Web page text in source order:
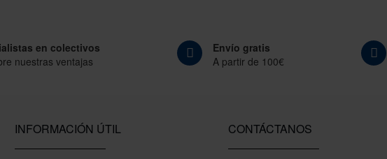
en colectivos
nuestras ventajas
Envío gratis
A partir de 100€
INFORMACIÓN ÚTIL CONTÁCTANOS